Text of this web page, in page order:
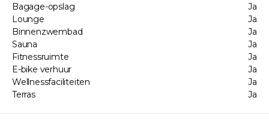
Bagage-opslag
Ja
Lounge
Ja
Binnenzwembad
Ja
Sauna
Ja
Fitnessruimte
Ja
E-bike verhuur
Ja
Wellnessfaciliteiten
Ja
Terras
Ja